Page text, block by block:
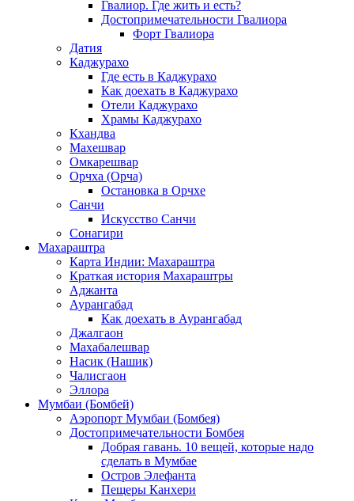
Гвалиор. Где жить и есть?
Достопримечательности Гвалиора
Форт Гвалиора
Датия
Каджурахо
Где есть в Каджурахо
Как доехать в Каджурахо
Отели Каджурахо
Храмы Каджурахо
Кхандва
Махешвар
Омкарешвар
Орчха (Орча)
Остановка в Орчхе
Санчи
Искусство Санчи
Сонагири
Махараштра
Карта Индии: Махараштра
Краткая история Махараштры
Аджанта
Аурангабад
Как доехать в Аурангабад
Джалгаон
Махабалешвар
Насик (Нашик)
Чалисгаон
Эллора
Мумбаи (Бомбей)
Аэропорт Мумбаи (Бомбея)
Достопримечательности Бомбея
Добрая гавань. 10 вещей, которые надо
сделать в Мумбае
Остров Элефанта
Пещеры Канхери